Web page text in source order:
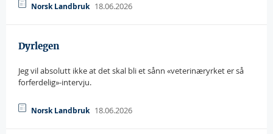
Norsk Landbruk 18.06.2026
Dyrlegen
Jeg vil absolutt ikke at det skal bli et sånn «veterinæryrket er så
forferdelig»-intervju.
Norsk Landbruk 18.06.2026